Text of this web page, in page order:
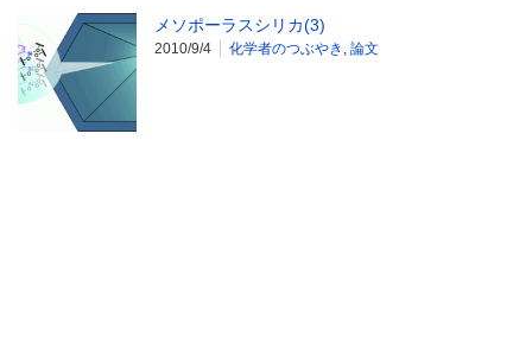
メソポーラスシリカ(3)
2010/9/4 化学者のつぶやき , 論文